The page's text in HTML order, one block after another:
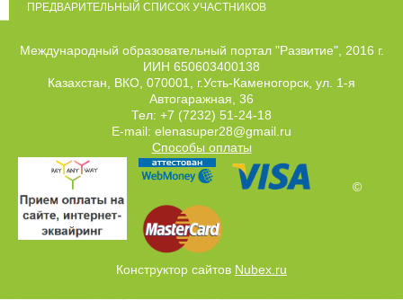
ПРЕДВАРИТЕЛЬНЫЙ СПИСОК УЧАСТНИКОВ
Международный образовательный портал "Развитие", 2016 г.
ИИН 650603400138
Казахстан, ВКО, 070001, г.Усть-Каменогорск, ул. 1-я
Автогаражная, 36
Тел: +7 (7232) 51-24-18
E-mail: elenasuper28@gmail.ru
Способы оплаты
©
Конструктор сайтов Nubex.ru